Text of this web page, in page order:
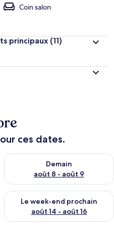
Coin salon
principaux (11)
ces dates.
août 7 - août 8
Demain
août 8 - août 9
Vérifier la disponibilité pour
end août 7 - août 9
Le week-end prochain
août 14 - août 16
Vérifier la disponibilité pour